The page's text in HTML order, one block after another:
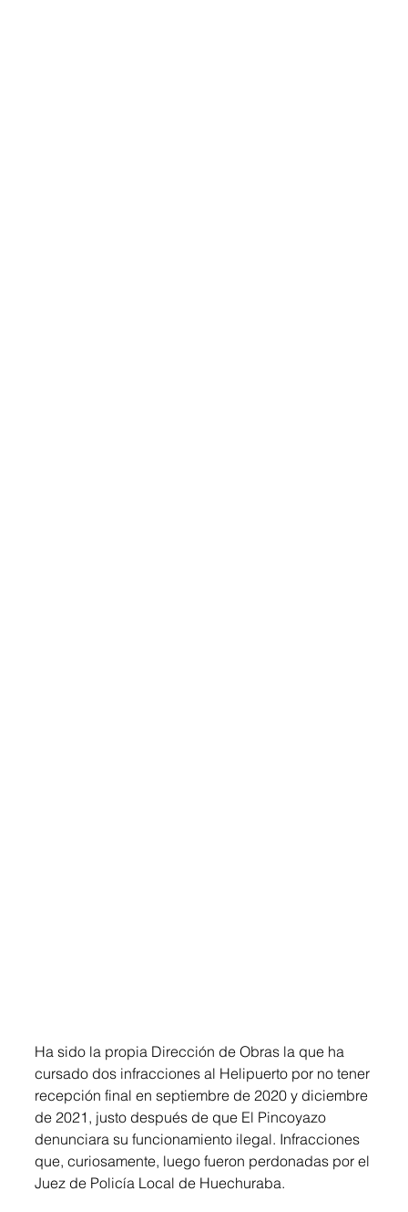
Ha sido la propia Dirección de Obras la que ha
cursado dos infracciones al Helipuerto por no tener
recepción final en septiembre de 2020 y diciembre
de 2021, justo después de que El Pincoyazo
denunciara su funcionamiento ilegal. Infracciones
que, curiosamente, luego fueron perdonadas por el
Juez de Policía Local de Huechuraba.